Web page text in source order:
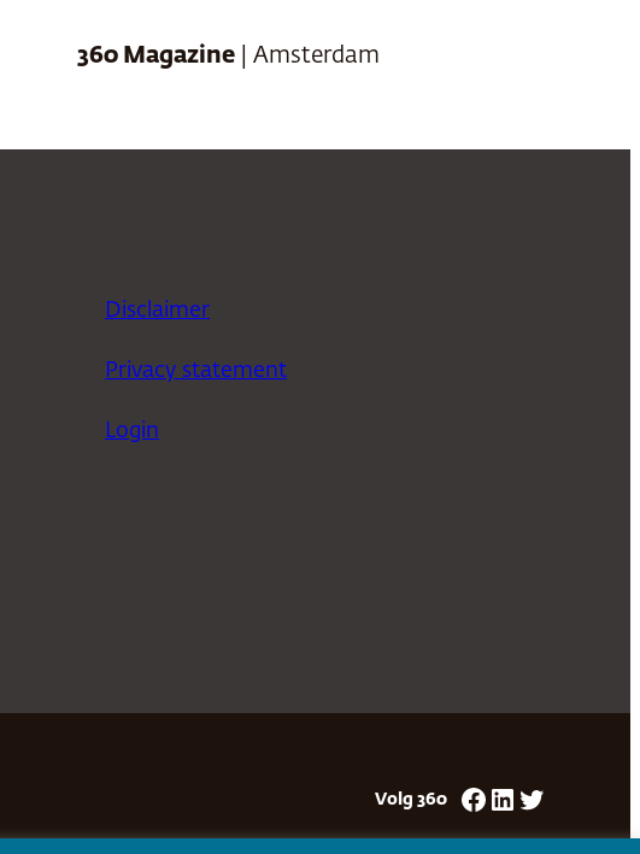
360 Magazine| Amsterdam
Disclaimer
Privacy statement
Login
Volg 360 Facebook LinkedIn Twitter